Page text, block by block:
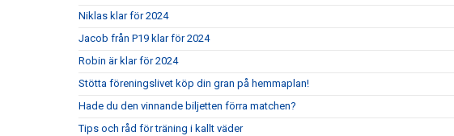
Niklas klar för 2024
Jacob från P19 klar för 2024
Robin är klar för 2024
Stötta föreningslivet köp din gran på hemmaplan!
Hade du den vinnande biljetten förra matchen?
Tips och råd för träning i kallt väder